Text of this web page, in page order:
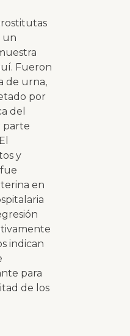
un
Fueron
de urna,
por
del
parte
y
en
indican
para
de los